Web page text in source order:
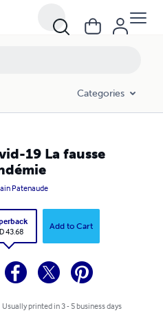
Categories
19 La fausse
Patenaude
43.68
Add to Cart
Usually printed in 3 - 5 business days